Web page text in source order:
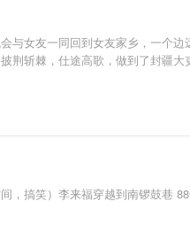
与女友一同回到女友家乡，一个
荆斩棘，仕途高歌，做到了封疆大
间，搞笑）李来福穿越到南锣鼓巷